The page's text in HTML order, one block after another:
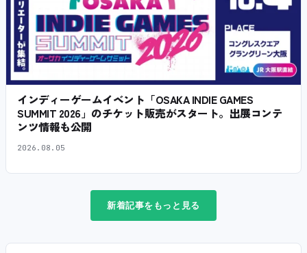
インディーゲームイベント「OSAKA INDIE GAMES
SUMMIT 2026」のチケット販売がスタート。出展コンテ
ンツ情報も公開
2026.08.05
新着記事をもっと見る